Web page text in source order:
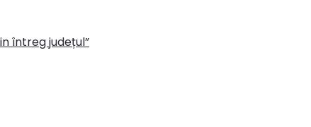
întreg județul”